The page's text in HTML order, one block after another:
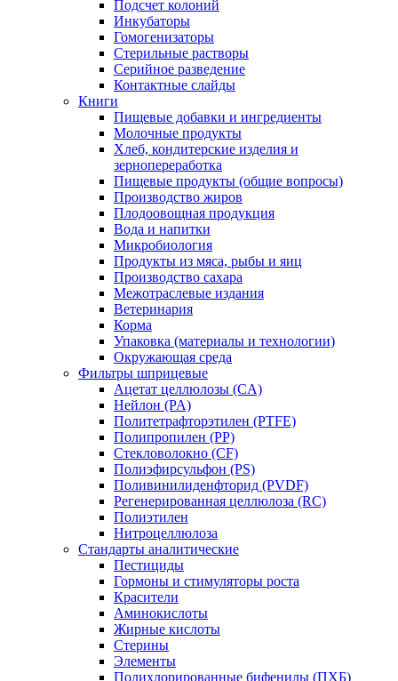
Подсчет колоний
Инкубаторы
Гомогенизаторы
Стерильные растворы
Серийное разведение
Контактные слайды
Книги
Пищевые добавки и ингредиенты
Молочные продукты
Хлеб, кондитерские изделия и
зернопереработка
Пищевые продукты (общие вопросы)
Производство жиров
Плодоовощная продукция
Вода и напитки
Микробиология
Продукты из мяса, рыбы и яиц
Производство сахара
Межотраслевые издания
Ветеринария
Корма
Упаковка (материалы и технологии)
Окружающая среда
Фильтры шприцевые
Ацетат целлюлозы (CA)
Нейлон (PA)
Политетрафторэтилен (PTFE)
Полипропилен (PP)
Стекловолокно (CF)
Полиэфирсульфон (PS)
Поливинилиденфторид (PVDF)
Регенерированная целлюлоза (RC)
Полиэтилен
Нитроцеллюлоза
Стандарты аналитические
Пестициды
Гормоны и стимуляторы роста
Красители
Аминокислоты
Жирные кислоты
Стерины
Элементы
Полихлорированные бифенилы (ПХБ)